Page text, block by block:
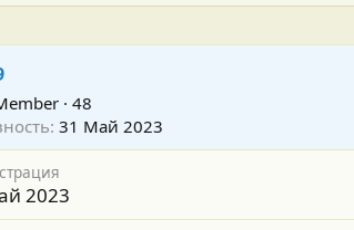
· 48
31 Май 2023
2023